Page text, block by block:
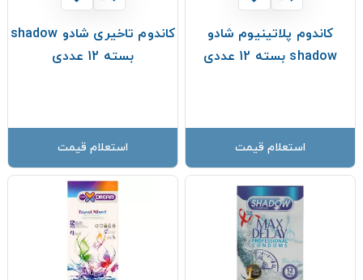
کاندوم پلاتینیوم شادو
shadow بسته 12 عددی
استعلام قیمت
کاندوم تاخیری شادو shadow
بسته 12 عددی
استعلام قیمت